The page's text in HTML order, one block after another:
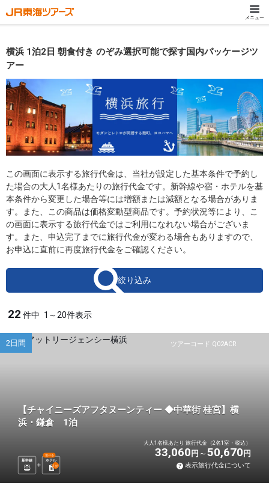
メニュー
横浜 1泊2日 朝食付き のぞみ選択可能で探す国内パッケージツ
アー
この画面に表示する旅行代金は、当社が設定した基本条件で予約し
た場合の大人1名様あたりの旅行代金です。新幹線や宿・ホテルを基
本条件から変更した場合等には増額または減額となる場合がありま
す。また、この商品は価格変動型商品です。予約状況等により、こ
の画面に表示する旅行代金ではご利用になれない場合がございま
す。また、申込完了までに旅行代金が変わる場合もありますので、
お申込に直前に再度旅行代金をご確認ください。
絞り込み
22 件中 1～20件表示
ツアーコード Q02ACR
2日間
【チャイニーズアフタヌーンティー ◆中華街 桂宮】横
浜・鎌倉 1泊
新幹線 ホテル
選べる
1 泊
大人1名様あたり 旅行代金（2名1室・税込）
33,060 円 50,670 円
表示旅行代金について